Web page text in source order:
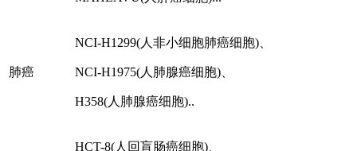
肺癌
NCI-H1299(人非小细胞肺癌细胞)、
NCI-H1975(人肺腺癌细胞)、
H358(人肺腺癌细胞)..
HCT-8(人回盲肠癌细胞)、